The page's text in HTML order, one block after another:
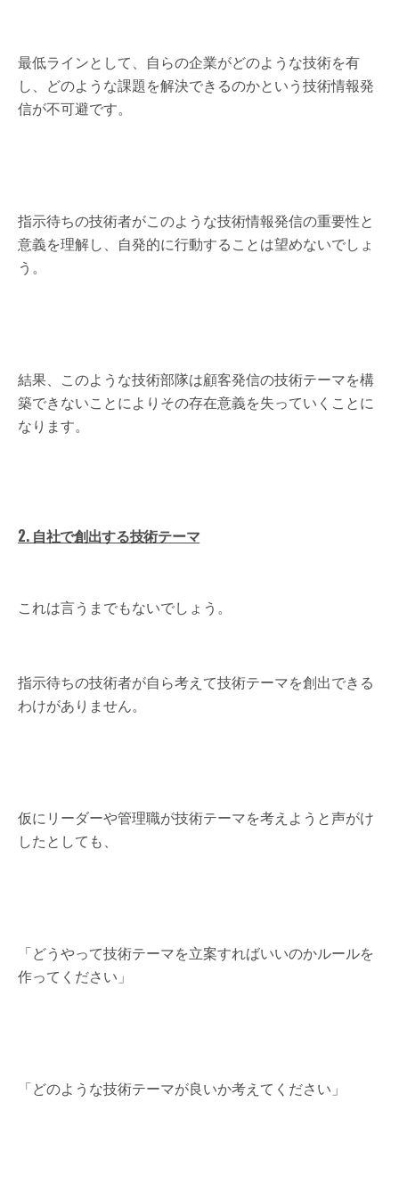
最低ラインとして、自らの企業がどのような技術を有
し、どのような課題を解決できるのかという技術情報発
信が不可避です。
指示待ちの技術者がこのような技術情報発信の重要性と
意義を理解し、自発的に行動することは望めないでしょ
う。
結果、このような技術部隊は顧客発信の技術テーマを構
築できないことによりその存在意義を失っていくことに
なります。
2. 自社で創出する技術テーマ
これは言うまでもないでしょう。
指示待ちの技術者が自ら考えて技術テーマを創出できる
わけがありません。
仮にリーダーや管理職が技術テーマを考えようと声がけ
したとしても、
「どうやって技術テーマを立案すればいいのかルールを
作ってください」
「どのような技術テーマが良いか考えてください」